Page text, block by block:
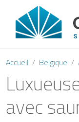
Accueil Belgique
avec